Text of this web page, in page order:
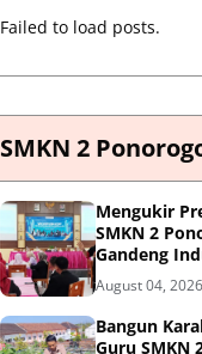
Failed to load posts.
SMKN 2
Mengukir
SMKN 2
Gandeng
Demi
Kurikulum
Kebutuhan
August 04, 2026
Bangun
Guru SMKN